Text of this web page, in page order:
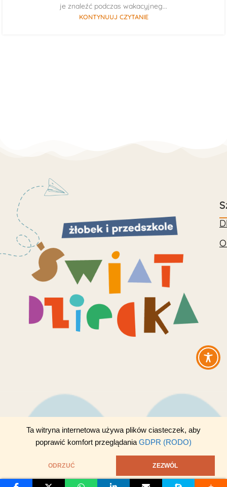
Ta witryna internetowa używa plików ciasteczek, aby
poprawić komfort przeglądania GDPR (RODO)
ODRZUĆ ZEZWÓL
je znaleźć podczas wakacyjneg...
KONTYNUUJ CZYTANIE
© 2026 Złobek i Przedszkole Świat Dziecka. Wszystkie Prawa
Zastrzeżone.
Polityka Prywatności